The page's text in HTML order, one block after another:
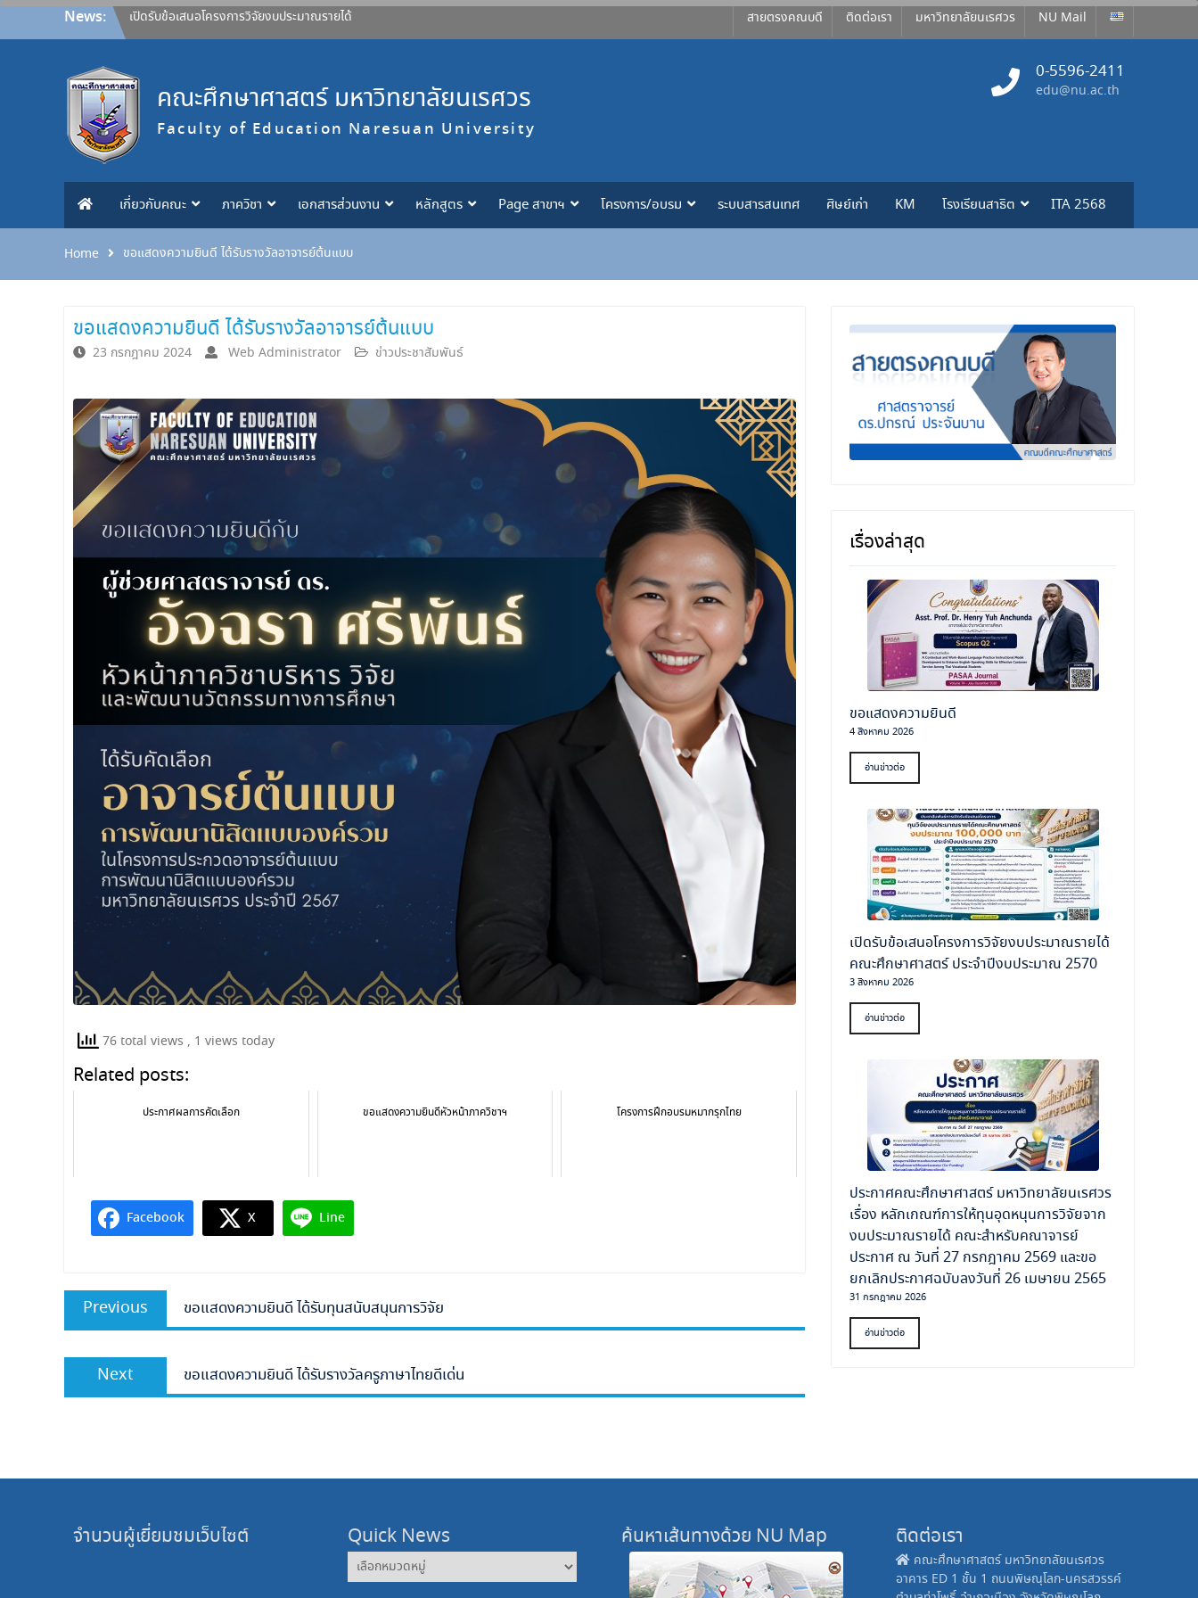
Skip
News:
เปิดรับข้อเสนอโครงการวิจัยงบประมาณรายได้
คณะศึกษาศาสตร์ ประจำปีงบประมาณ 2570
เรื่อง หลักเกณฑ์การให้ทุนอุดหนุนการวิจัยจากงบ
ประมาณรายได้ คณะสำหรับคณาจารย์ ประกาศ ณ
วันที่ 27 กรกฎาคม 2569 และขอยกเลิกประกาศ
ฉบับลงวันที่ 26 เมษายน 2565
ขอแสดงความยินดี
ขอแสดงความยินดี
สายตรงคณบดี ติดต่อเรา มหาวิทยาลัยนเรศวร NU Mail
คณะศึกษาศาสตร์ มหาวิทยาลัยนเรศวร
Faculty of Education Naresuan University
0-5596-2411
edu@nu.ac.th
เกี่ยวกับคณะ ภาควิชา เอกสารส่วนงาน หลักสูตร Page สาขาฯ โครงการ/อบรม ระบบสารสนเทศ ศิษย์เก่า KM โรงเรียนสาธิต ITA 2568
Home ขอแสดงความยินดี ได้รับรางวัลอาจารย์ต้นแบบ
ขอแสดงความยินดี ได้รับรางวัลอาจารย์ต้นแบบ
23 กรกฎาคม 2024 Web Administrator ข่าวประชาสัมพันธ์
76 total views , 1 views today
Related posts:
ประกาศผลการคัดเลือก ขอแสดงความยินดีหัวหน้าภาควิชาฯ โครงการฝึกอบรมหมากรุกไทย
Facebook X Line
แนะแนว
เรื่อง
Previous
Previous
post:
ขอแสดงความยินดี ได้รับทุนสนับสนุนการวิจัย
Next
post:
ขอแสดงความยินดี ได้รับรางวัลครูภาษาไทยดีเด่น
เรื่องล่าสุด
ขอแสดงความยินดี
4 สิงหาคม 2026
อ่านข่าวต่อ
เปิดรับข้อเสนอโครงการวิจัยงบประมาณรายได้
คณะศึกษาศาสตร์ ประจำปีงบประมาณ 2570
3 สิงหาคม 2026
อ่านข่าวต่อ
ประกาศคณะศึกษาศาสตร์ มหาวิทยาลัยนเรศวร
เรื่อง หลักเกณฑ์การให้ทุนอุดหนุนการวิจัยจาก
งบประมาณรายได้ คณะสำหรับคณาจารย์
ประกาศ ณ วันที่ 27 กรกฎาคม 2569 และขอ
ยกเลิกประกาศฉบับลงวันที่ 26 เมษายน 2565
31 กรกฎาคม 2026
อ่านข่าวต่อ
จำนวนผู้เยี่ยมชมเว็บไซต์ Quick News
Quick
News
ค้นหาเส้นทางด้วย NU Map ติดต่อเรา
คณะศึกษาศาสตร์ มหาวิทยาลัยนเรศวร
อาคาร ED 1 ชั้น 1 ถนนพิษณุโลก-นครสวรรค์